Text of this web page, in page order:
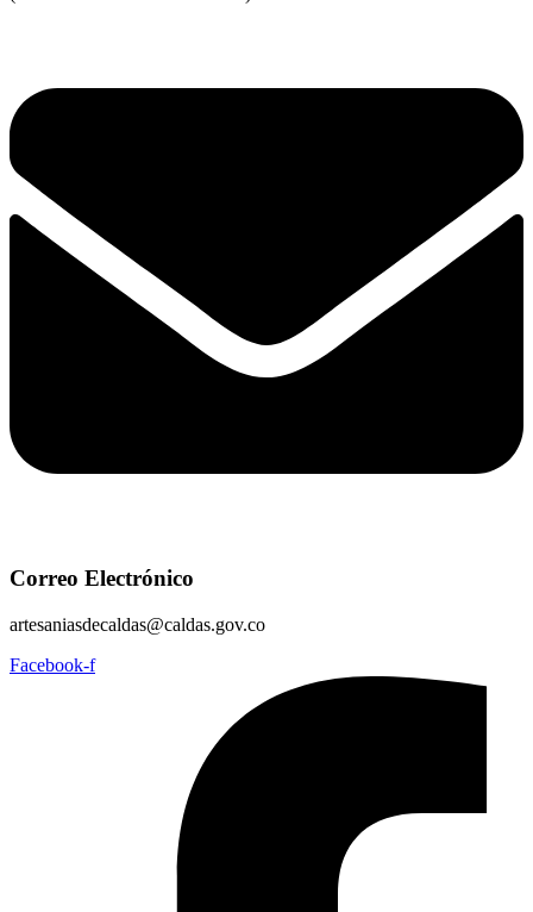
Correo Electrónico
artesaniasdecaldas@caldas.gov.co
Facebook-f